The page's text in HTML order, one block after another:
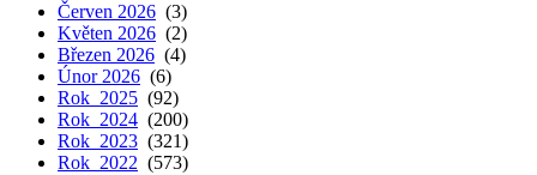
Červen 2026 (3)
Květen 2026 (2)
Březen 2026 (4)
Únor 2026 (6)
Rok 2025 (92)
Rok 2024 (200)
Rok 2023 (321)
Rok 2022 (573)